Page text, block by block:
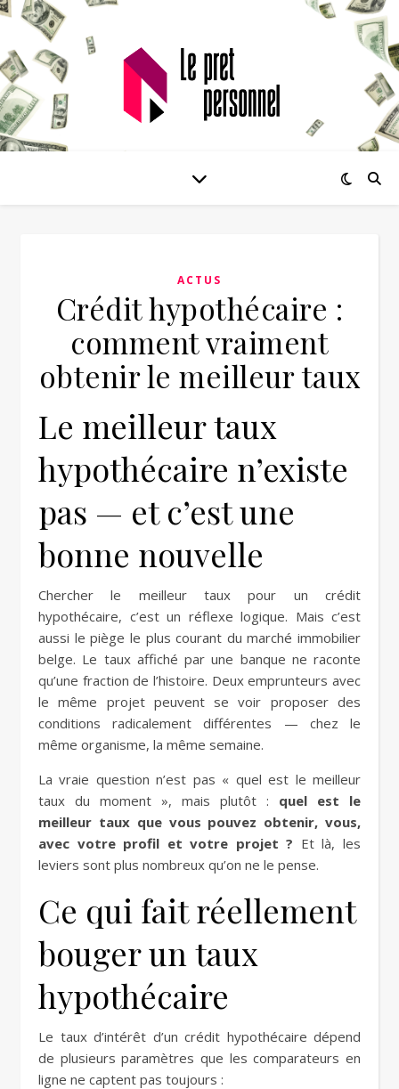
ACTUS
Crédit hypothécaire :
comment vraiment
obtenir le meilleur taux
Le meilleur taux
hypothécaire n’existe
pas — et c’est une
bonne nouvelle
Chercher le meilleur taux pour un crédit
hypothécaire, c’est un réflexe logique. Mais c’est
aussi le piège le plus courant du marché immobilier
belge. Le taux affiché par une banque ne raconte
qu’une fraction de l’histoire. Deux emprunteurs avec
le même projet peuvent se voir proposer des
conditions radicalement différentes — chez le
même organisme, la même semaine.
La vraie question n’est pas « quel est le meilleur
taux du moment », mais plutôt : quel est le
meilleur taux que vous pouvez obtenir, vous,
avec votre profil et votre projet ? Et là, les
leviers sont plus nombreux qu’on ne le pense.
Ce qui fait réellement
bouger un taux
hypothécaire
Le taux d’intérêt d’un crédit hypothécaire dépend
de plusieurs paramètres que les comparateurs en
ligne ne captent pas toujours :